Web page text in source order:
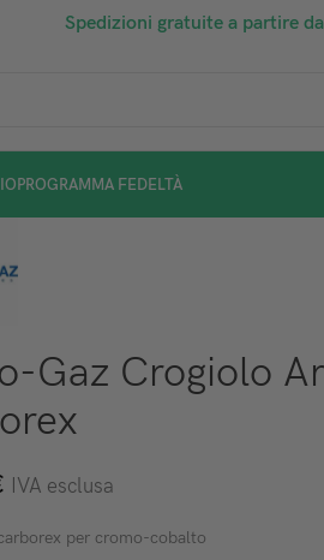
Spedizioni gratuite a partire
PROGRAMMA FEDELTÀ
Gaz Crogiolo
IVA esclusa
per cromo-cobalto